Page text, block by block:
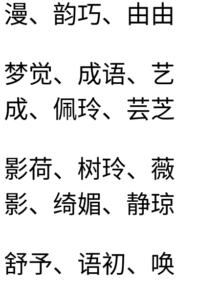
漫、韵巧、由由
梦觉、成语、艺
成、佩玲、芸芝
影荷、树玲、薇
影、绮媚、静琼
舒予、语初、唤